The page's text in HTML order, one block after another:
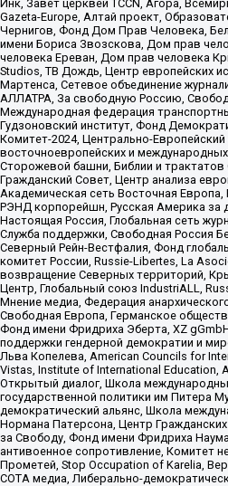
Инк, Завет церквей TCCN, Агора,
Gazeta-Europe, Алтай проект,
Чернигов, Фонд Дом Прав Человека,
имени Бориса Звозскова, Дом прав
человека Ереван, Дом прав человека
Studios, ТВ Дождь, Центр европейских
Мартенса, Сетевое объединение
АЛЛАТРА, За свободную Россию,
Международная федерация
Гудзоновский институт, Фонд
Комитет-2024, Центрально-Европейский
восточноевропейских и
Сторожевой башни, Библии и трактатов
Гражданский Совет, Центр анализа
Академическая сеть Восточная Европа,
РЭНД корпорейшн, Русская Америка за
Настоящая Россия, Глобальная сеть
Служба поддержки, Свободная Россия
Северный Рейн-Вестфалия, Фонд
комитет России, Russie-Libertes, La
возвращение Северных территорий,
Центр, Глобальный союз IndustriALL,
Мнение медиа, Федерация
Свободная Европа, Германское
Фонд имени Фридриха Эберта, XZ
поддержки гендерной демократии и
Льва Копелева, American Councils for
Vistas, Institute of International Education,
Открытый диалог, Школа
государственной политики им Питера
демократический альянс, Школа
Нормана Патерсона, Центр
за Свободу, Фонд имени Фридриха
антивоенное сопротивление, Комитет
Прометей, Stop Occupation of Karelia,
СОТА медиа, Либерально-